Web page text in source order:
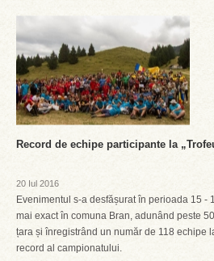
Record de echipe participante la
20 Iul 2016
Evenimentul s-a desfășurat în perioada 15 -
mai exact în comuna Bran, adunând peste
țara și înregistrând un număr de 118 echipe
record al campionatului.